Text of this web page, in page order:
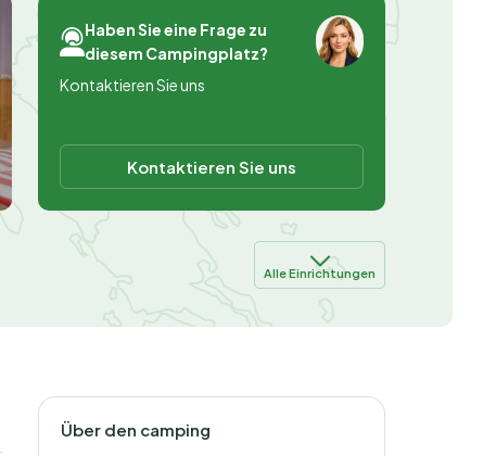
Haben Sie eine Frage zu
diesem Campingplatz?
Kontaktieren Sie uns
Kontaktieren Sie uns
Alle Einrichtungen
Über den camping